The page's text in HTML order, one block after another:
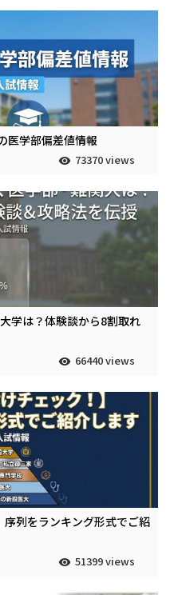
医学部偏差値情報
73370 views
学は？体験談から8割取れ
66440 views
序列をランキング形式でご紹
51399 views